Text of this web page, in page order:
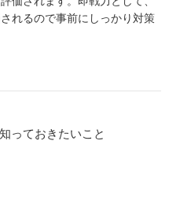
れるので事前にしっかり対策
っておきたいこと